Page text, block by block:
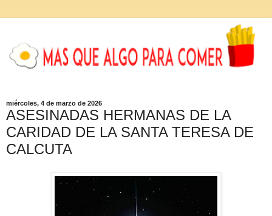
miércoles, 4 de marzo de 2026
ASESINADAS HERMANAS DE LA
CARIDAD DE LA SANTA TERESA DE
CALCUTA